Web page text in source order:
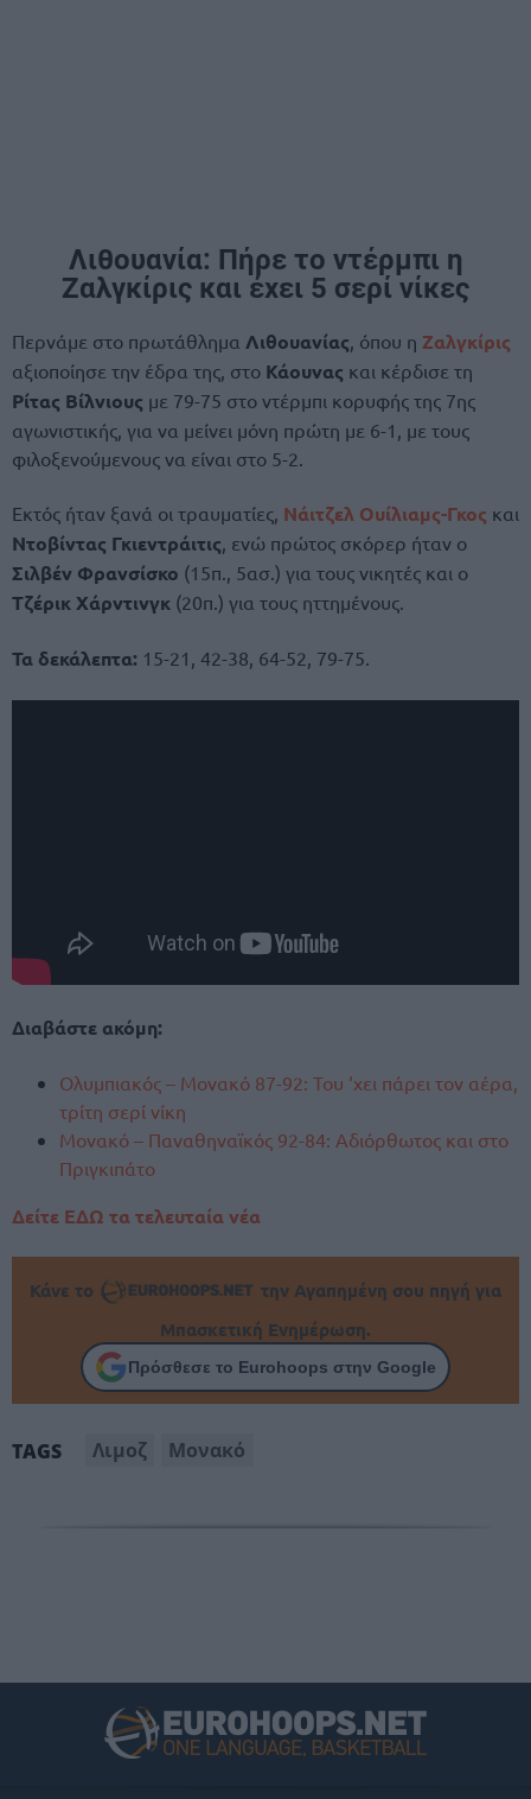
Λιθουανία: Πήρε το ντέρμπι η
Ζαλγκίρις και έχει 5 σερί νίκες
Περνάμε στο πρωτάθλημα Λιθουανίας , όπου η Ζαλγκίρις
αξιοποίησε την έδρα της, στο Κάουνας και κέρδισε τη
Ρίτας Βίλνιους με 79-75 στο ντέρμπι κορυφής της 7ης
αγωνιστικής, για να μείνει μόνη πρώτη με 6-1, με τους
φιλοξενούμενους να είναι στο 5-2.
Εκτός ήταν ξανά οι τραυματίες, Νάιτζελ Ουίλιαμς-Γκος και
Ντοβίντας Γκιεντράιτις, ενώ πρώτος σκόρερ ήταν ο
Σιλβέν Φρανσίσκο (15π., 5ασ.) για τους νικητές και ο
Τζέρικ Χάρντινγκ (20π.) για τους ηττημένους.
Τα δεκάλεπτα: 15-21, 42-38, 64-52, 79-75.
Διαβάστε ακόμη:
Ολυμπιακός – Μονακό 87-92: Του ‘χει πάρει τον αέρα,
τρίτη σερί νίκη
Μονακό – Παναθηναϊκός 92-84: Αδιόρθωτος και στο
Πριγκιπάτο
Δείτε ΕΔΩ τα τελευταία νέα
Κάνε το
την Αγαπημένη σου πηγή για
Μπασκετική Ενημέρωση.
Πρόσθεσε το Eurohoops στην Google
TAGS Λιμοζ Μονακό